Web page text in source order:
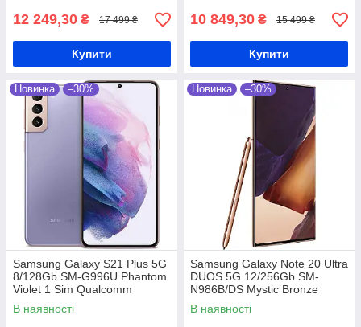
12 249,30 ₴ 17 499 ₴
Купити
10 849,30 ₴ 15 499 ₴
Купити
Новинка –30%
Samsung Galaxy S21 Plus 5G
8/128Gb SM-G996U Phantom
Violet 1 Sim Qualcomm
Snapdragon 888 4800 мАг
В наявності
Новинка –30%
Samsung Galaxy Note 20 Ultra
DUOS 5G 12/256Gb SM-
N986B/DS Mystic Bronze
Samsung Exynos 990 + 4300
мАг
В наявності